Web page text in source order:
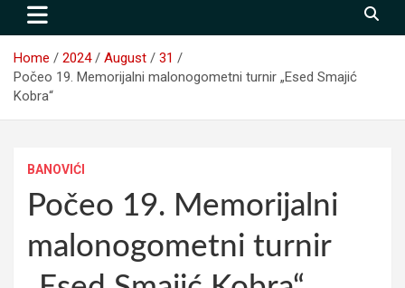
Home 2024 August
31
Počeo 19. Memorijalni malonogometni turnir „Esed Smajić
Kobra“
BANOVIĆI
Počeo 19. Memorijalni
malonogometni turnir